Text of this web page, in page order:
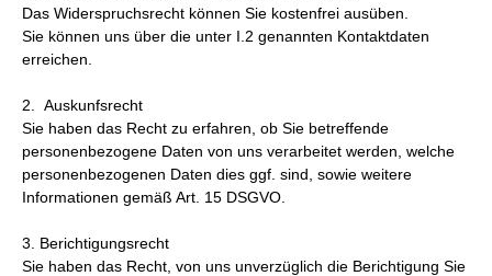
Das Widerspruchsrecht können Sie kostenfrei ausüben.
Sie können uns über die unter I.2 genannten Kontaktdaten
erreichen.
2. Auskunfsrecht
Sie haben das Recht zu erfahren, ob Sie betreffende
personenbezogene Daten von uns verarbeitet werden, welche
personenbezogenen Daten dies ggf. sind, sowie weitere
Informationen gemäß Art. 15 DSGVO.
3. Berichtigungsrecht
Sie haben das Recht, von uns unverzüglich die Berichtigung Sie